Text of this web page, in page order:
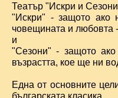
Театър "Искри и
"Искри" - защото ако
човещината и любовта
и
"Сезони" - защото ако
възрастта, кое ще ни
Една от основните
българската класика.